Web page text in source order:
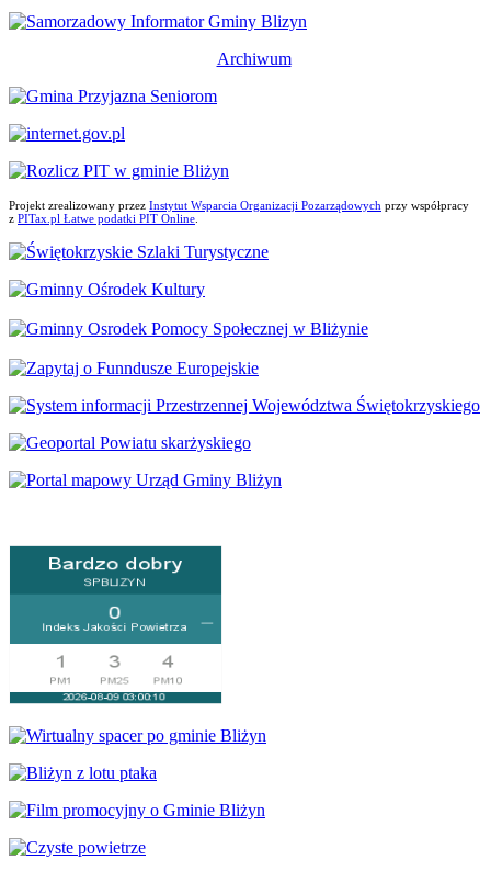
Archiwum
Projekt zrealizowany przez Instytut Wsparcia Organizacji Pozarządowych przy współpracy
z PITax.pl Łatwe podatki PIT Online